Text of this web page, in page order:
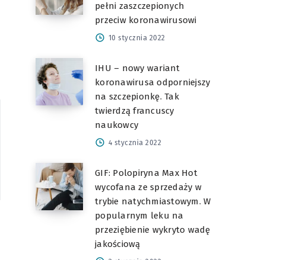
pełni zaszczepionych
przeciw koronawirusowi
10 stycznia 2022
IHU – nowy wariant
koronawirusa odporniejszy
na szczepionkę. Tak
twierdzą francuscy
naukowcy
4 stycznia 2022
GIF: Polopiryna Max Hot
wycofana ze sprzedaży w
trybie natychmiastowym. W
popularnym leku na
przeziębienie wykryto wadę
jakościową